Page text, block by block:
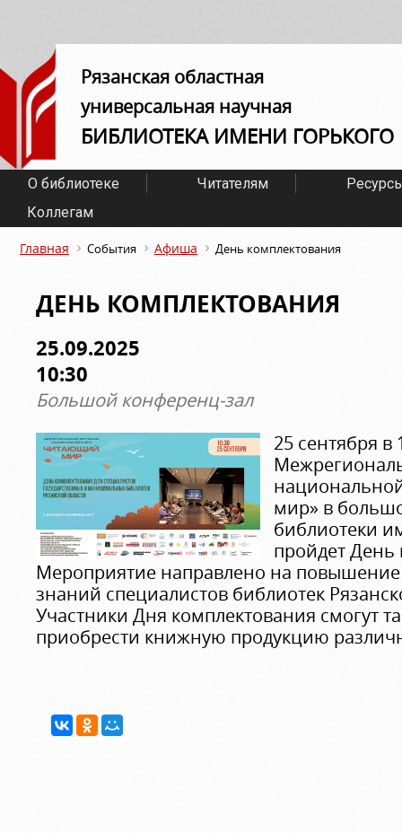
Рязанская областная
универсальная научная
БИБЛИОТЕКА ИМЕНИ ГОРЬКОГО
О библиотеке Читателям
Коллегам
Главная События Афиша День комплектования
ДЕНЬ КОМПЛЕКТОВАНИЯ
25.09.2025
10:30
Большой конференц-зал
25 сентября в
мир» в
библиотеки
пройдет День
Мероприятие направлено на
знаний специалистов библиотек
Участники Дня комплектования смогут
приобрести книжную продукцию